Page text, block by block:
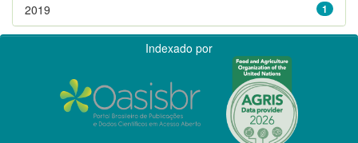
1
2019
Indexado por